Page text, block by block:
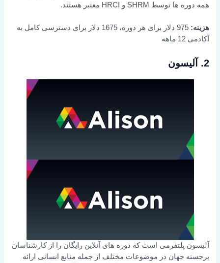
همه دوره ها توسط SHRM و HRCI معتبر هستند.
هزینه:
975 دلار برای هر دوره، 1675 دلار برای دسترسی کامل به
آکادمی 12 ماهه
2. آلیسون
آلیسون پلتفرمی است که دوره های آنلاین رایگان را از کارشناسان
برجسته جهان در موضوعات مختلف از جمله منابع انسانی ارائه